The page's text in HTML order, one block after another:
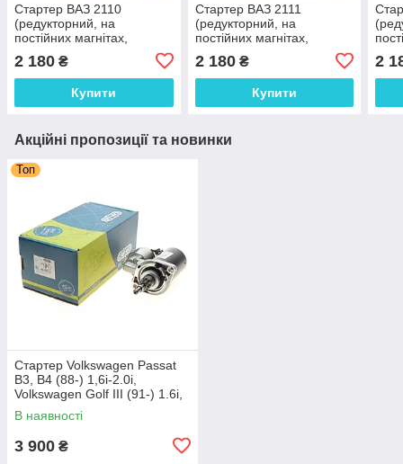
Стартер ВАЗ 2110
(редукторний, на
постійних магнітах,
кріплення на 2 шпильки) 9
зубів, 1,55 кВт. Польща
2 180 ₴
Купити
Стартер ВАЗ 2111
(редукторний, на
постійних магнітах,
кріплення на 2 шпильки) 9
зубів, 1,55 кВт. Польща
2 180₴
Купити
2
Акційні пропозиції та новинки
Топ
Стартер Volkswagen Passat
B3, B4 (88-) 1,6і-2.0i,
Volkswagen Golf III (91-) 1.6i,
1.8i, AUDI A3, FORD GALAXY
I, SKODA OCTAVIA
В наявності
3 900 ₴